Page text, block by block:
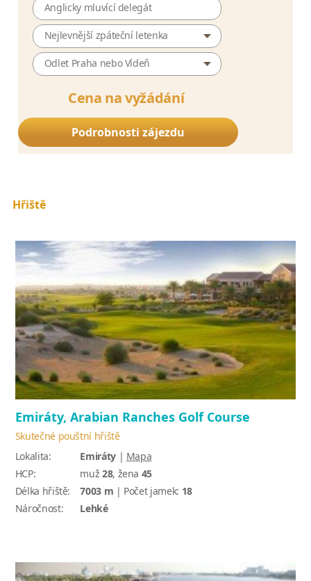
Anglicky mluvící delegát
Nejlevnější zpáteční letenka
Odlet Praha nebo Vídeň
Cena na vyžádání
Podrobnosti zájezdu
Hřiště
Emiráty, Arabian Ranches Golf Course
Skutečné pouštní hřiště
Lokalita:
Emiráty| Mapa
HCP:
muž 28, žena 45
Délka hřiště:
7003 m | Počet jamek: 18
Náročnost:
Lehké